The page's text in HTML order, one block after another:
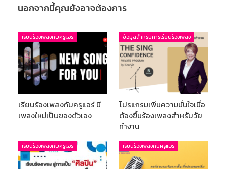
นอกจากนี้คุณยังอาจต้องการ
เรียนร้องเพลงกับครูแอร์
เรียนร้องเพลงกับครูแอร์ มี
เพลงใหม่เป็นของตัวเอง
ข้อมูลสำหรับการเรียนร้องเพลง
โปรแกรมเพิ่มความมั่นใจเมื่อ
ต้องขึ้นร้องเพลงสำหรับวัย
ทำงาน
เรียนร้องเพลงกับครูแอร์ เรียนร้องเพลงกับครูแอร์